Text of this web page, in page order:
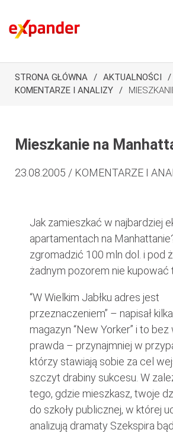
STRONA GŁÓWNA
AKTUALNOŚCI
KOMENTARZE I ANALIZY
Mieszkanie na
23.08.2005 / KOMENTARZE I
Jak zamieszkać w najbardziej
apartamentach na
zgromadzić 100 mln dol. i pod
żadnym pozorem nie kupować
“W Wielkim Jabłku adres jest
przeznaczeniem” – napisał
magazyn “New Yorker” i to bez
prawda – przynajmniej w
którzy stawiają sobie za cel
szczyt drabiny sukcesu. W
tego, gdzie mieszkasz, twoje
do szkoły publicznej, w której
analizują dramaty Szekspira